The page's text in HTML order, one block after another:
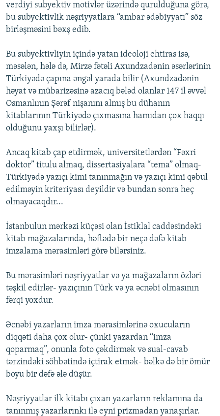
verdiyi subyektiv motivlər üzərində qurulduğuna görə,
bu subyektivlik nəşriyyatlara “ambar ədəbiyyatı” söz
birləşməsini bəxş edib.
Bu subyektivliyin içində yatan ideoloji ehtiras isə,
məsələn, hələ də, Mirzə fətəli Axundzadənin əsərlərinin
Türkiyədə çapına əngəl yarada bilir (Axundzadənin
həyat və mübarizəsinə azacıq bələd olanlar 147 il əvvəl
Osmanlının Şərəf nişanını almış bu dühanın
kitablarının Türkiyədə çıxmasına hamıdan çox haqqı
olduğunu yaxşı bilirlər).
Ancaq kitab çap etdirmək, universitetlərdən “Fəxri
doktor” titulu almaq, dissertasiyalara “tema” olmaq-
Türkiyədə yazıçı kimi tanınmağın və yazıçı kimi qəbul
edilməyin kriteriyası deyildir və bundan sonra heç
olmayacaqdır...
İstanbulun mərkəzi küçəsi olan İstiklal caddəsindəki
kitab mağazalarında, həftədə bir neçə dəfə kitab
imzalama mərasimləri görə bilərsiniz.
Bu mərasimləri nəşriyyatlar və ya mağazaların özləri
təşkil edirlər- yazıçının Türk və ya əcnəbi olmasının
fərqi yoxdur.
Əcnəbi yazarların imza mərasimlərinə oxucuların
diqqəti daha çox olur- çünki yazardan “imza
qoparmaq”, onunla foto çəkdirmək və sual-cavab
tərzindəki söhbətində içtirak etmək- bəlkə də bir ömür
boyu bir dəfə ələ düşür.
Nəşriyyatlar ilk kitabı çıxan yazarların reklamına da
tanınmış yazarlarınkı ilə eyni prizmadan yanaşırlar.